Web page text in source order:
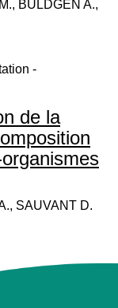
BULDGEN A.,
-
de la
SAUVANT D.